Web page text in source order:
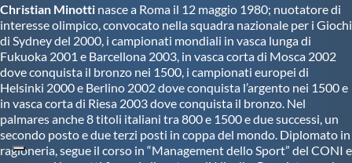
Christian Minotti nasce a Roma il 12 maggio 1980; nuotatore di
interesse olimpico, convocato nella squadra nazionale per i Giochi
di Sydney del 2000, i campionati mondiali in vasca lunga di
Fukuoka 2001 e Barcellona 2003, in vasca corta di Mosca 2002
dove conquista il bronzo nei 1500, i campionati europei di
Helsinki 2000 e Berlino 2002 dove conquista l’argento nei 1500 e
in vasca corta di Riesa 2003 dove conquista il bronzo. Nel
palmares anche 8 titoli italiani tra 800 e 1500 e due successi, un
secondo posto e due terzi posti in coppa del mondo. Diplomato in
ragioneria, segue il corso in “Management dello Sport” del CONI e